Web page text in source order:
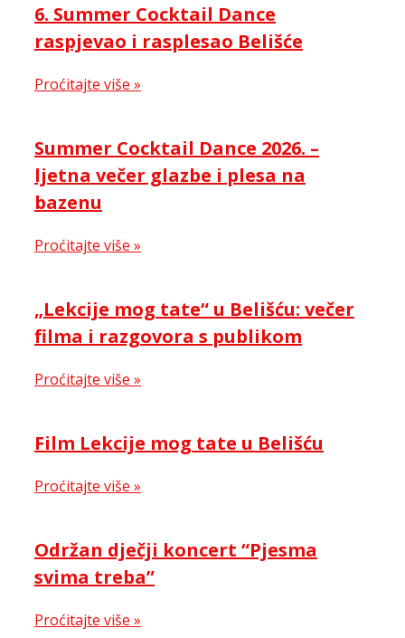
6. Summer Cocktail Dance
raspjevao i rasplesao Belišće
Proćitajte više »
Summer Cocktail Dance 2026. –
ljetna večer glazbe i plesa na
bazenu
Proćitajte više »
„Lekcije mog tate“ u Belišću: večer
filma i razgovora s publikom
Proćitajte više »
Film Lekcije mog tate u Belišću
Proćitajte više »
Održan dječji koncert “Pjesma
svima treba”
Proćitajte više »